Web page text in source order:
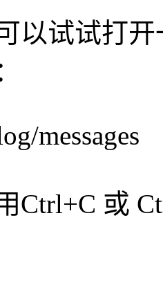
以试试打
messages
Ctrl+C 或